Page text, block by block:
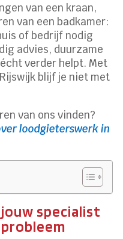
van een kraan,
van een badkamer:
of bedrijf nodig
advies, duurzame
verder helpt. Met
blijf je niet met
van ons vinden?
loodgieterswerk in
specialist